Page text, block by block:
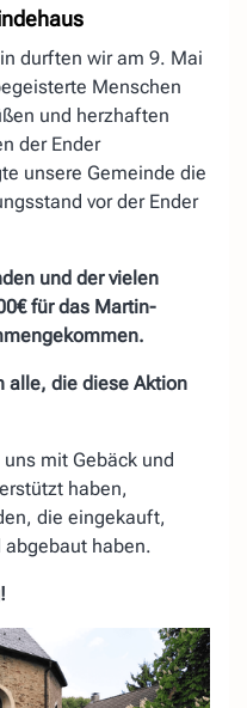
durften wir am 9. Mai
Menschen
und herzhaften
der Ender
unsere Gemeinde die
vor der Ender
und der vielen
für das Martin-
alle, die diese Aktion
mit Gebäck und
haben,
die eingekauft,
haben.